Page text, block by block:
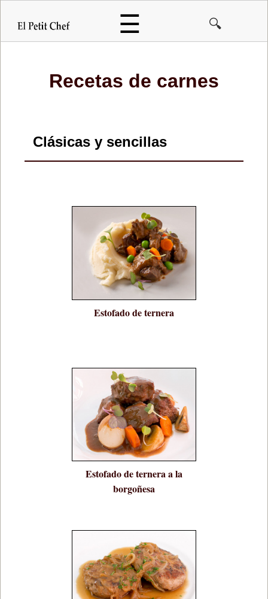
☰ 🔍
Recetas de carnes
Clásicas y sencillas
Estofado de ternera
Estofado de ternera a la
borgoñesa